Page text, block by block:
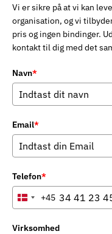
Vi er sikre på at vi kan
organisation, og vi
pris og ingen bindinger.
kontakt til dig med det
Navn*
Email*
Telefon*
Denmark
+45
Virksomhed